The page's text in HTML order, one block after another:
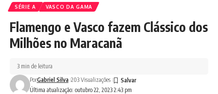
SÉRIE A VASCO DA GAMA
Flamengo e Vasco fazem Clássico dos
Milhões no Maracanã
Última atualização: outubro 22, 2023 2:43 pm
PorGabriel Silva 203 Visualizações
3 min de leitura